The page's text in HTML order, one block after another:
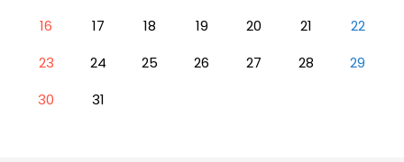
16
17 18 19 20 21
22
23
24 25 26 27 28
29
30
31